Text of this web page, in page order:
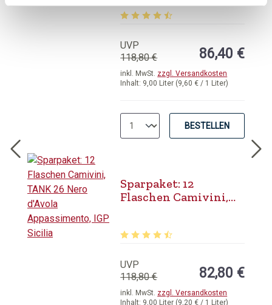
Appassimento, IGP
Sicilia
Inhalt: 9,00 Liter (9,60 € / 1 Liter)
inkl. MwSt. zzgl. Versandkosten
UVP
118,80 €
86,40 €
BESTELLEN
Sparpaket: 12
Flaschen Camivini,
Sicilia
Inhalt: 9,00 Liter (9,20 € / 1 Liter)
inkl. MwSt. zzgl. Versandkosten
UVP
118,80 €
82,80 €